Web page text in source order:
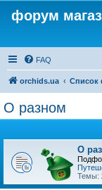
форум
FAQ
orchids.ua Список
О разном
О
Темы: